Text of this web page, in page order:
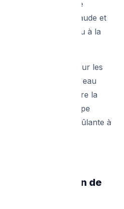
à chercher la bonne
gère l'eau chaude et
pour délivrer l'eau à la
primordiale
pour les
âgées : si l'arrivée d'eau
coupée (quelqu'un tire la
le robinet se coupe
ainsi un jet d'eau brûlante à
l'intervention de